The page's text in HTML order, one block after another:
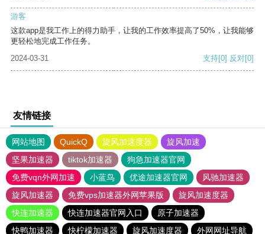
游客
这款app是我工作上的得力助手，让我的工作效率提高了50%，让我能够
更轻松地完成工作任务。
2024-03-31
支持[0] 反对[0]
友情链接
网站地图 QuickQ 旋风加速度器
旋风加速
坚果加速器
tiktok加速器
狗急加速器官网
免费vqn外网加速
小蓝鸟 优途加速器官网
风驰加速器
旋风加速器
免费vps加速器外网苹果版
旋风加速度器
快连加速器
快连加速器官网入口
原子加速器
快鸭加速器
快柠檬加速器 旋风加速度器 外网网址导航